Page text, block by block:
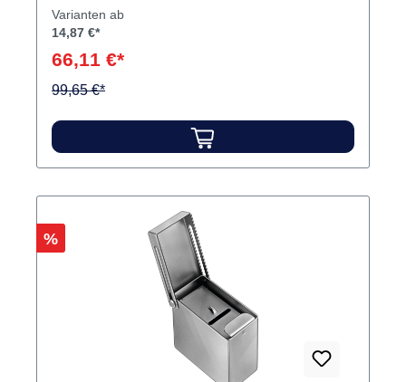
Varianten ab
14,87 €*
66,11 €*
99,65 €*
Rabatt
%